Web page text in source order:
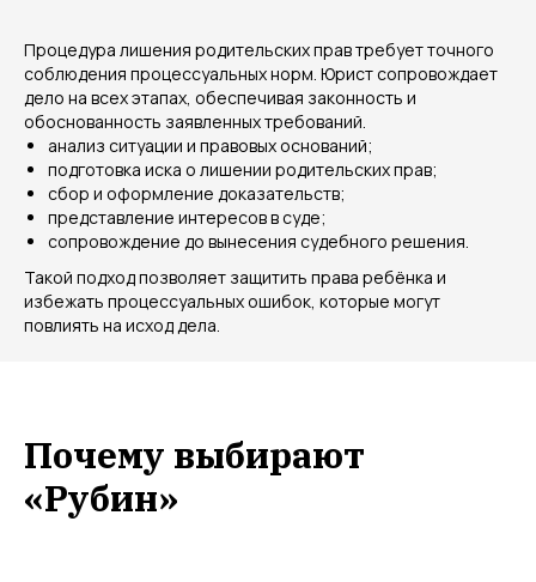
Процедура лишения родительских прав требует точного
соблюдения процессуальных норм. Юрист сопровождает
дело на всех этапах, обеспечивая законность и
обоснованность заявленных требований.
анализ ситуации и правовых оснований;
подготовка иска о лишении родительских прав;
сбор и оформление доказательств;
представление интересов в суде;
сопровождение до вынесения судебного решения.
Такой подход позволяет защитить права ребёнка и
избежать процессуальных ошибок, которые могут
повлиять на исход дела.
Почему выбирают
«Рубин»